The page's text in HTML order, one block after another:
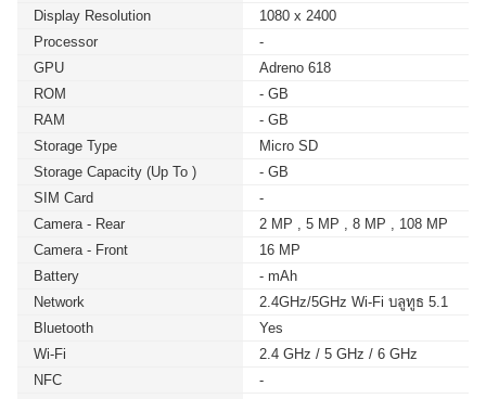
Display Resolution
1080 x 2400
Processor
-
GPU
Adreno 618
ROM
- GB
RAM
- GB
Storage Type
Micro SD
Storage Capacity (up To )
- GB
SIM Card
-
Camera - Rear
2 MP , 5 MP , 8 MP , 108 MP
Camera - Front
16 MP
Battery
- mAh
Network
2.4GHz/5GHz Wi-Fi บลูทูธ 5.1
Bluetooth
Yes
Wi-Fi
2.4 GHz / 5 GHz / 6 GHz
NFC
-